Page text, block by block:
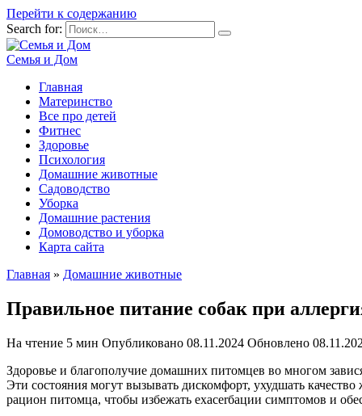
Перейти к содержанию
Search for:
Семья и Дом
Главная
Материнство
Все про детей
Фитнес
Здоровье
Психология
Домашние животные
Садоводство
Уборка
Домашние растения
Домоводство и уборка
Карта сайта
Главная » Домашние животные
Правильное питание собак при
На чтение 5 мин Опубликовано 08.11.2024 Обновлено
Здоровье и благополучие домашних питомцев во многом
Эти состояния могут вызывать дискомфорт, ухудшать
рацион питомца, чтобы избежать exacerбации симптомов и